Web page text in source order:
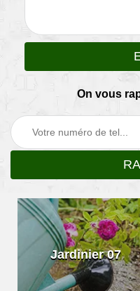
On vous
Jardinier 07